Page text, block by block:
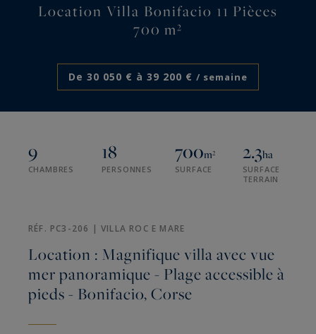
Location Villa Bonifacio 11 Pièces
700 m²
De 30 050 € à 39 200 € / semaine
9
CHAMBRES
18
PERSONNES
700m²
SURFACE
2.3ha
SURFACE
TERRAIN
RÉF. PC3-206 | VILLA ROC E MARE
Location : Magnifique villa avec vue
mer panoramique - Plage accessible à
pieds - Bonifacio, Corse